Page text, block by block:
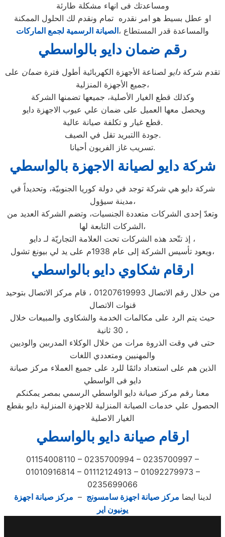
ومساعدتك فى انهاء مشكلة طارئة
او عطل بسيط هو امر نقدره تمام ونقدم لك الحلول الممكنة
والمساعدة قدر المستطاع ،الصيانة الرسمية لجمع الماركات
رقم ضمان دايو بالواسطي
تقدم شركة دايو لصناعة الأجهزة الكهربائية أطول فترة ضمان على
جميع الأجهزة المنزلية،
وكذلك قطع الغيار الأصلية، جميعها تضمنها الشركة
ويحصل معها العميل على ضمان علي عيوب الاجهزة دايو
قطع غيار و تكلفة صيانة عالية.
جودة االتبريد تقل في الصيف.
تسريب غاز الفريون أحيانا.
شركة دايو لصيانة الاجهزة بالواسطي
شركة دايو هي شركة توجد في دولة كوريا الجنوبيّة، وتحديداً في
مدينة سيؤول،
وتعدّ إحدى الشركات متعددة الجنسيات، وتضم الشركة العديد من
الشركات التابعة لها،
إذ تتّحد هذه الشركات تحت العلامة التجاريّة لـ دايو ،
ويعود تأسيس الشركة إلى عام 1938م على يد لي بيونغ تشول،
ارقام شكاوي دايو بالواسطي
من خلال رقم الاتصال 01207619993 ، قام مركز الاتصال بتوحيد
قنوات الاتصال
حيث يتم الرد على مكالمات الخدمة والشكاوى والمبيعات خلال
30 ثانية ،
حتى في وقت الذروة مرات من خلال الوكلاء المدربين والوديين
والمهنيين ومتعددي اللغات
الذين هم على استعداد دائمًا للرد على جميع العملاء مركز صيانة
دايو فى الواسطي
معنا رقم مركز صيانة دايو الواسطي الرسمي بمصر يمكنكم
الحصول علي خدمات الصيانة المنزلية للاجهزة المنزلية دايو بقطع
الغيار الاصلية
ارقام صيانة دايو بالواسطي
01154008110 – 0235700994 – 0235700997 –
01010916814 – 01112124913 – 01092279973 –
0235699066
لدينا ايضا مركز صيانة اجهزة سامسونج – مركز صيانة اجهزة
يونيون اير